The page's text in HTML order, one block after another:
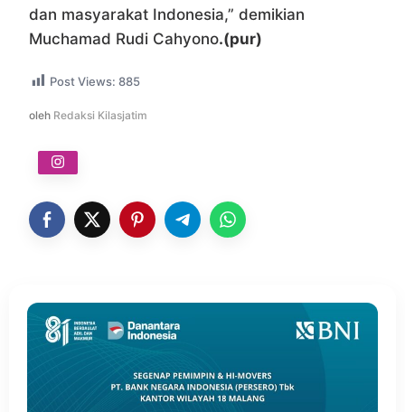
dan masyarakat Indonesia,” demikian
Muchamad Rudi Cahyono.(pur)
Post Views: 885
oleh Redaksi Kilasjatim